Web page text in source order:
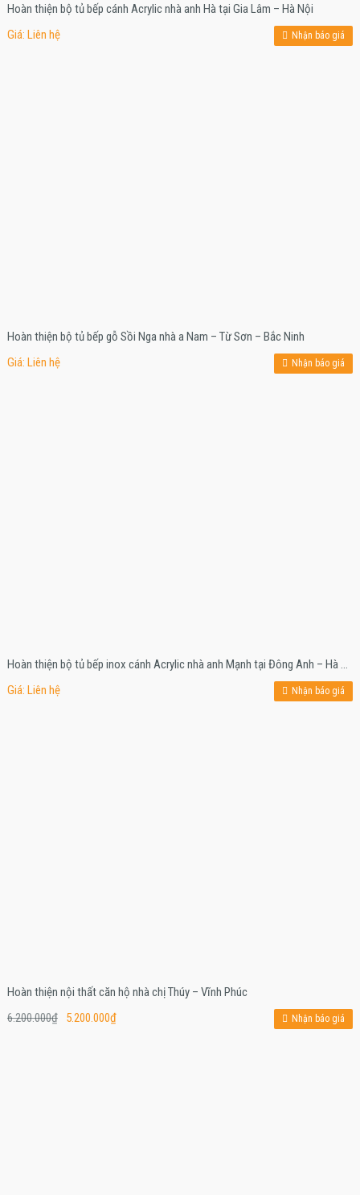
Hoàn thiện bộ tủ bếp cánh Acrylic nhà anh Hà tại Gia Lâm – Hà Nội
Giá: Liên hệ
Nhận báo giá
Hoàn thiện bộ tủ bếp gỗ Sồi Nga nhà a Nam – Từ Sơn – Bắc Ninh
Giá: Liên hệ
Nhận báo giá
Hoàn thiện bộ tủ bếp inox cánh Acrylic nhà anh Mạnh tại Đông Anh – Hà Nội
Giá: Liên hệ
Nhận báo giá
Hoàn thiện nội thất căn hộ nhà chị Thúy – Vĩnh Phúc
6.200.000₫ 5.200.000₫ Nhận báo giá